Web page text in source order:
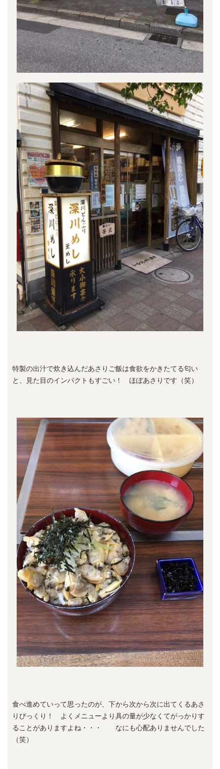
特製の出汁で炊き込んだあさりご飯は食欲をかきたてる匂い
と、見た目のインパクトもすごい！ ほぼあさりです（笑）
食べ進めていって思ったのが、下から次から次に出てくるあさ
りびっくり！ よくメニューより具の量が少なくてがっかりす
ることがありますよね・・・ なにも心配ありませんでした
（笑）